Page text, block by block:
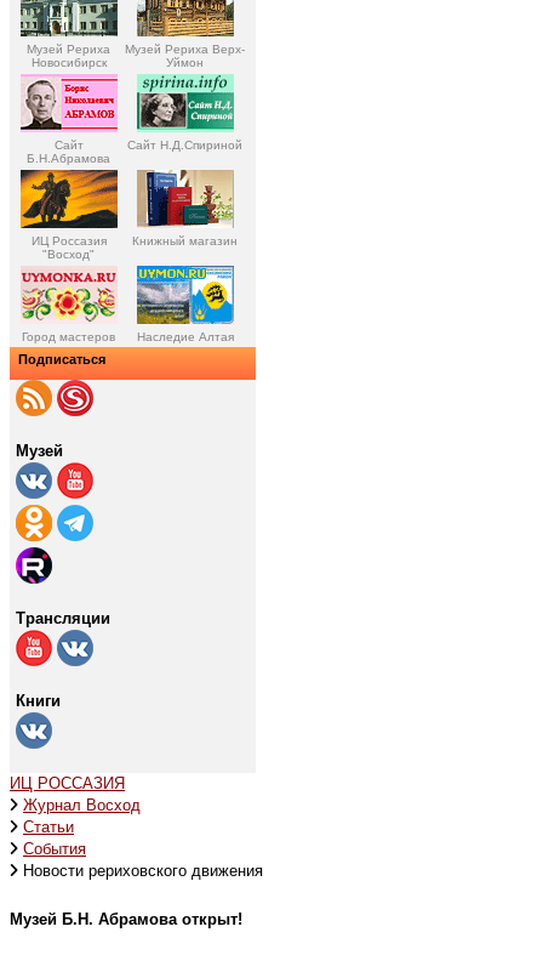
Музей Рериха
Новосибирск
Музей Рериха Верх-
Уймон
Сайт
Б.Н.Абрамова
Сайт Н.Д.Спириной
ИЦ Россазия
"Восход"
Книжный магазин
Город мастеров Наследие Алтая
Подписаться
Музей
Трансляции
Книги
ИЦ РОССАЗИЯ
Журнал Восход
Статьи
События
Новости рериховского движения
Музей Б.Н. Абрамова открыт!